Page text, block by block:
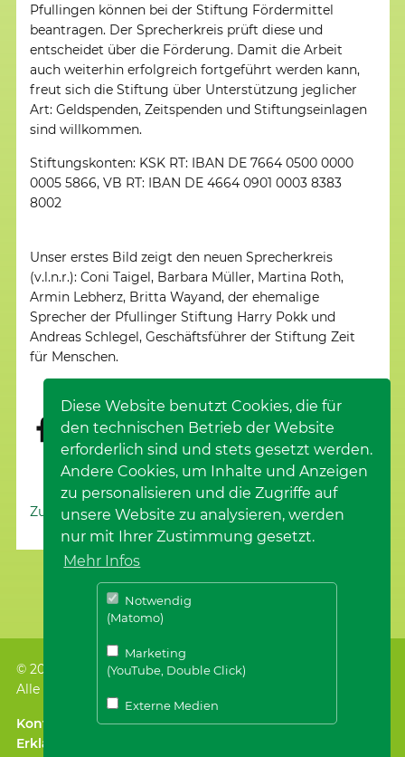
Diese Website benutzt Cookies, die für
den technischen Betrieb der Website
erforderlich sind und stets gesetzt werden.
Andere Cookies, um Inhalte und Anzeigen
zu personalisieren und die Zugriffe auf
unsere Website zu analysieren, werden
nur mit Ihrer Zustimmung gesetzt.
Mehr Infos
Notwendig
(Matomo)
Marketing
(YouTube, Double Click)
Externe Medien
Pfullingen können bei der Stiftung Fördermittel
beantragen. Der Sprecherkreis prüft diese und
entscheidet über die Förderung. Damit die Arbeit
auch weiterhin erfolgreich fortgeführt werden kann,
freut sich die Stiftung über Unterstützung jeglicher
Art: Geldspenden, Zeitspenden und Stiftungseinlagen
sind willkommen.
Stiftungskonten: KSK RT: IBAN DE 7664 0500 0000
0005 5866, VB RT: IBAN DE 4664 0901 0003 8383
8002
Unser erstes Bild zeigt den neuen Sprecherkreis
(v.l.n.r.): Coni Taigel, Barbara Müller, Martina Roth,
Armin Lebherz, Britta Wayand, der ehemalige
Sprecher der Pfullinger Stiftung Harry Pokk und
Andreas Schlegel, Geschäftsführer der Stiftung Zeit
für Menschen.
Zur Nachrichtenübersicht
© 2026 Stiftung ZEIT FÜR MENSCHEN
Alle Rechte vorbehalten.
Kontakt
Impressum
Erklärung zur